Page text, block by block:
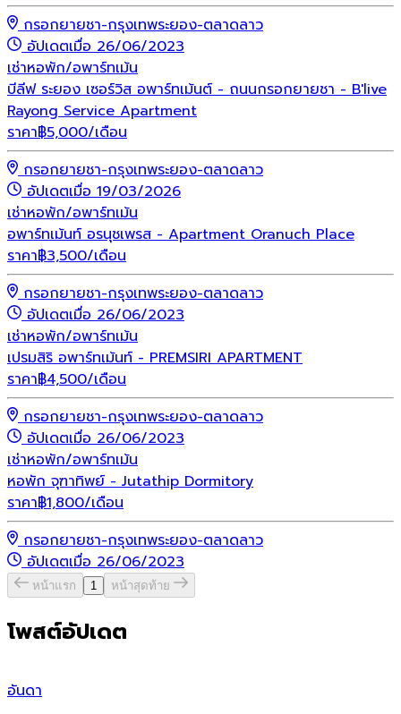
กรอกยายชา-กรุงเทพระยอง-ตลาดลาว
อัปเดตเมื่อ 26/06/2023
เช่าหอพัก/อพาร์ทเม้น
บีลีฟ ระยอง เซอร์วิส อพาร์ทเม้นต์ - ถนนกรอกยายชา - B'live
Rayong Service Apartment
ราคา฿5,000/เดือน
กรอกยายชา-กรุงเทพระยอง-ตลาดลาว
อัปเดตเมื่อ 19/03/2026
เช่าหอพัก/อพาร์ทเม้น
อพาร์ทเม้นท์ อรนุชเพรส - Apartment Oranuch Place
ราคา฿3,500/เดือน
กรอกยายชา-กรุงเทพระยอง-ตลาดลาว
อัปเดตเมื่อ 26/06/2023
เช่าหอพัก/อพาร์ทเม้น
เปรมสิริ อพาร์ทเม้นท์ - PREMSIRI APARTMENT
ราคา฿4,500/เดือน
กรอกยายชา-กรุงเทพระยอง-ตลาดลาว
อัปเดตเมื่อ 26/06/2023
เช่าหอพัก/อพาร์ทเม้น
หอพัก จุฑาทิพย์ - Jutathip Dormitory
ราคา฿1,800/เดือน
กรอกยายชา-กรุงเทพระยอง-ตลาดลาว
อัปเดตเมื่อ 26/06/2023
หน้าแรก 1 หน้าสุดท้าย
โพสต์อัปเดต
อันดา